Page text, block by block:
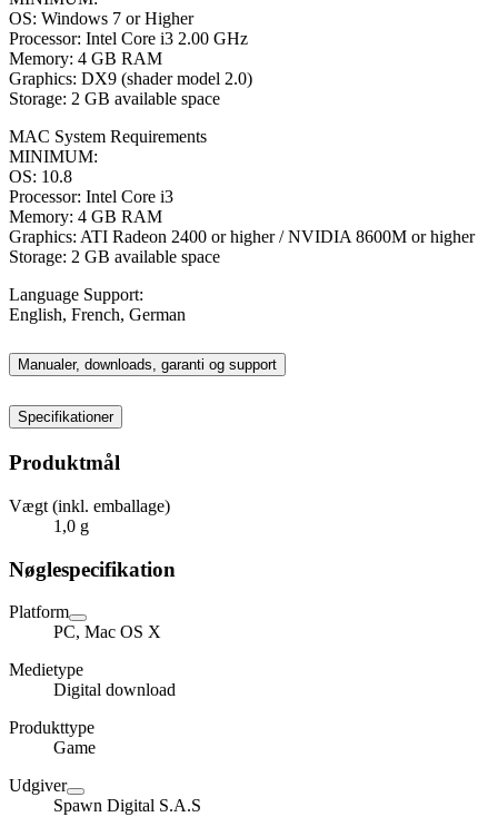
OS: Windows 7 or Higher
Processor: Intel Core i3 2.00 GHz
Memory: 4 GB RAM
Graphics: DX9 (shader model 2.0)
Storage: 2 GB available space
MAC System Requirements
MINIMUM:
OS: 10.8
Processor: Intel Core i3
Memory: 4 GB RAM
Graphics: ATI Radeon 2400 or higher / NVIDIA 8600M or higher
Storage: 2 GB available space
Language Support:
English, French, German
Manualer, downloads, garanti og support
Specifikationer
Produktmål
Vægt (inkl. emballage)
1,0 g
Nøglespecifikation
Platform
PC, Mac OS X
Medietype
Digital download
Produkttype
Game
Udgiver
Spawn Digital S.A.S